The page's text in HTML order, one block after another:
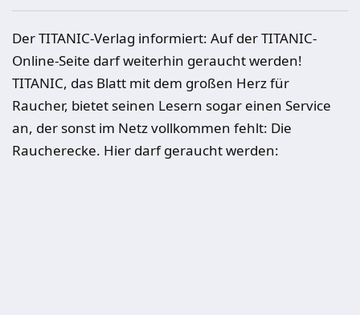
Der TITANIC-Verlag informiert: Auf der TITANIC-
Online-Seite darf weiterhin geraucht werden!
TITANIC, das Blatt mit dem großen Herz für
Raucher, bietet seinen Lesern sogar einen Service
an, der sonst im Netz vollkommen fehlt: Die
Raucherecke. Hier darf geraucht werden: